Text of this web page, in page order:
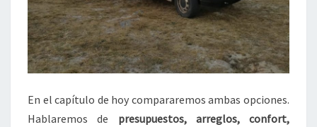
En el capítulo de hoy compararemos ambas opciones.
Hablaremos de presupuestos, arreglos, confort,